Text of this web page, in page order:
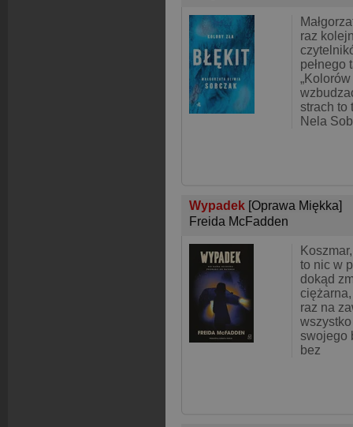
raz
pełnego
„Kolorów
strach to
Nela
Wypadek [Oprawa Miękka]
Freida McFadden
to nic w
dokąd
raz na
swojego
bez